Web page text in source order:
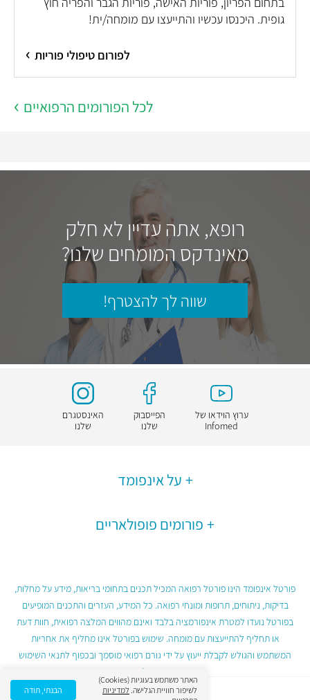
גופית. היכנסו עכשיו והתייעצו עם מומחה/ית!
לפורום טיפולי פוריות
לכל הפורומים הרפואיים
רופא, אתה עדיין לא חלק
מאינדקס המומחים שלנו?
שווה לך להצטרף!
ערוץ הוידאו של
Infomed
הפייסבוק
שלנו
האינסטגרם
שלנו
על אינפומד
פורומים פופולאריים
פורטל אינפומד הינו פורטל רפואה המכיל תכנים בתחומי בריאות, מידע על מחלות,
בדיקות, ניתוחים, תרופות ומונחי רפואה. כל המידע, העזרים והתכנים המופיעים
בפורטל נועדו למטרת אינפורמציה בלבד ואינם מהווים המלצה רפואית, חוות דעת
או תחליף להתייעצות עם מומחה. שימוש בפורטל אינו מחליף את אחריות
המשתמש והגולש לקבלת ייעוץ על ידי גורם רפואי מוסמך ובכפוף לתנאי השימוש
בפורטל.
האתר משתמש בעוגיות (Cookies)
לשיפור חוויית הגלישה. למדיניות
הבנתי, תודה